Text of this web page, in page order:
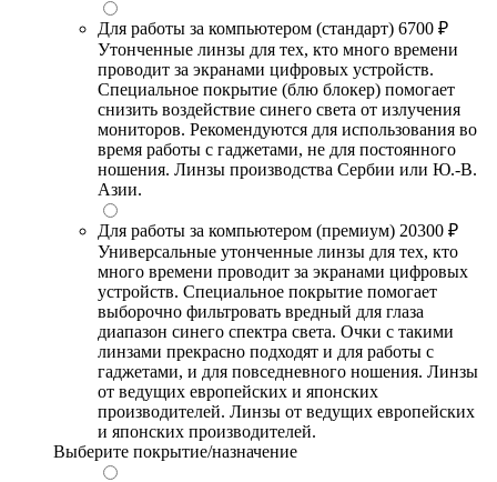
Для работы за компьютером (стандарт) 6700 ₽
Утонченные линзы для тех, кто много времени
проводит за экранами цифровых устройств.
Специальное покрытие (блю блокер) помогает
снизить воздействие синего света от излучения
мониторов. Рекомендуются для использования во
время работы с гаджетами, не для постоянного
ношения. Линзы производства Сербии или Ю.-В.
Азии.
Для работы за компьютером (премиум) 20300 ₽
Универсальные утонченные линзы для тех, кто
много времени проводит за экранами цифровых
устройств. Специальное покрытие помогает
выборочно фильтровать вредный для глаза
диапазон синего спектра света. Очки с такими
линзами прекрасно подходят и для работы с
гаджетами, и для повседневного ношения. Линзы
от ведущих европейских и японских
производителей. Линзы от ведущих европейских
и японских производителей.
Выберите покрытие/назначение